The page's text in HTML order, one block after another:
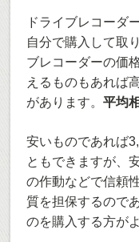
ドライブレコーダ
自分で購入して取
ブレコーダーの価
えるものもあれば
があります。平均
安いものであれば
ともできますが、
の作動などで信頼
質を担保するので
のを購入する方が